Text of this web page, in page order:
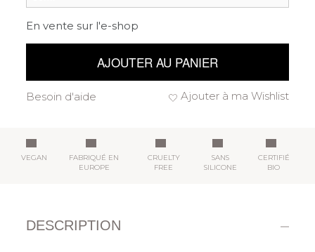
En vente sur l'e-shop
AJOUTER AU PANIER
Ajouter à ma Wishlist
Besoin d'aide
VEGAN
FABRIQUÉ EN
EUROPE
CRUELTY
FREE
SANS
SILICONE
CERTIFIÉ
BIO
DESCRIPTION